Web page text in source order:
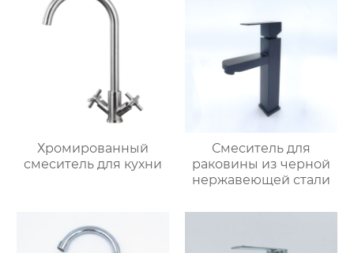
Хромированный
смеситель для кухни
Смеситель для
раковины из черной
нержавеющей стали